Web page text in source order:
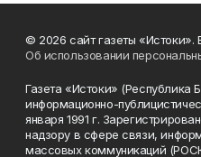
© 2026 сайт газеты «Истоки».
Об использовании
Газета «Истоки» (Республика
информационно-
января 1991 г.
надзору в сфере связи,
массовых коммуникаций